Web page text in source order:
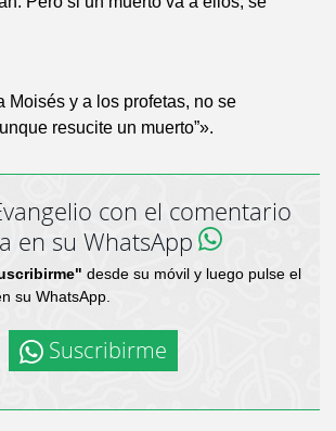
Moisés y a los profetas, no se
resucite un muerto”».
con el comentario
en su WhatsApp
desde su móvil y luego pulse el
su WhatsApp.
Suscribirme